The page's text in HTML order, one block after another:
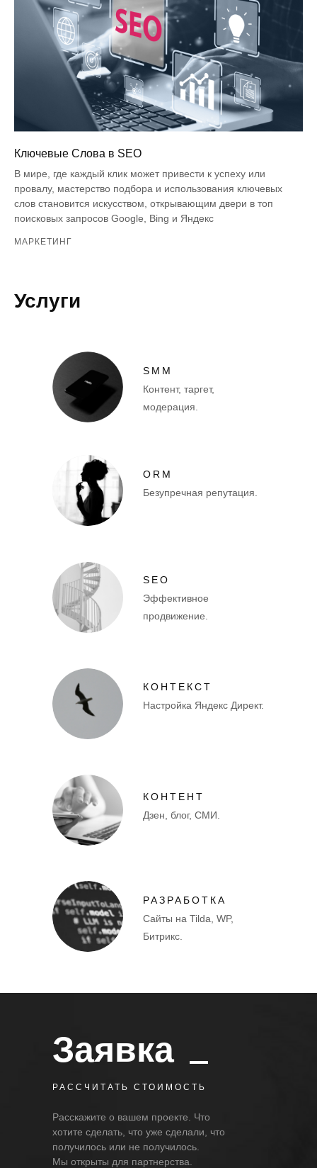
Ключевые Слова в SEO
В мире, где каждый клик может привести к успеху или
провалу, мастерство подбора и использования ключевых
слов становится искусством, открывающим двери в топ
поисковых запросов Google, Bing и Яндекс
МАРКЕТИНГ
Услуги
Контент, таргет,
модерация.
Безупречная репутация.
Эффективное
продвижение.
SMM
ORM
SEO
Настройка Яндекс Директ.
Дзен, блог, СМИ.
Сайты на Tilda, WP,
Битрикс.
КОНТЕКСТ
РАЗРАБОТКА
КОНТЕНТ
Заявка
РАССЧИТАТЬ СТОИМОСТЬ
Расскажите о вашем проекте. Что
хотите сделать, что уже сделали, что
получилось или не получилось.
Мы открыты для партнерства.